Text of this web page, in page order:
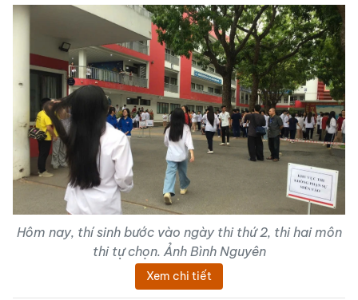
Hôm nay, thí sinh bước vào ngày thi thứ 2, thi hai môn
thi tự chọn. Ảnh Bình Nguyên
Xem chi tiết